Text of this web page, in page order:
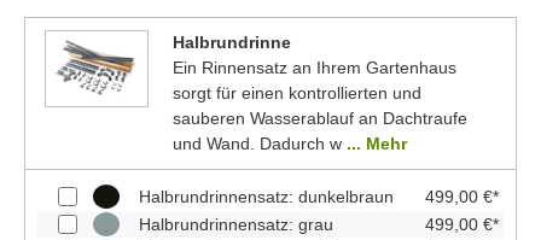
Halbrundrinne
Ein Rinnensatz an Ihrem Gartenhaus
sorgt für einen kontrollierten und
sauberen Wasserablauf an Dachtraufe
und Wand. Dadurch w ... Mehr
Halbrundrinnensatz: dunkelbraun
499,00 €*
Halbrundrinnensatz: grau
499,00 €*